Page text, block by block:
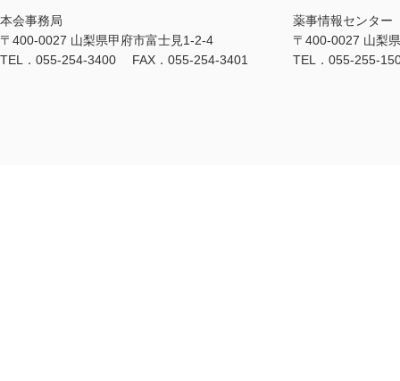
本会事務局
〒400-0027 山梨県甲府市富士見1-2-4
TEL．055-254-3400 FAX．055-254-3401
薬事情報センター
〒400-0027 山梨
TEL．055-255-